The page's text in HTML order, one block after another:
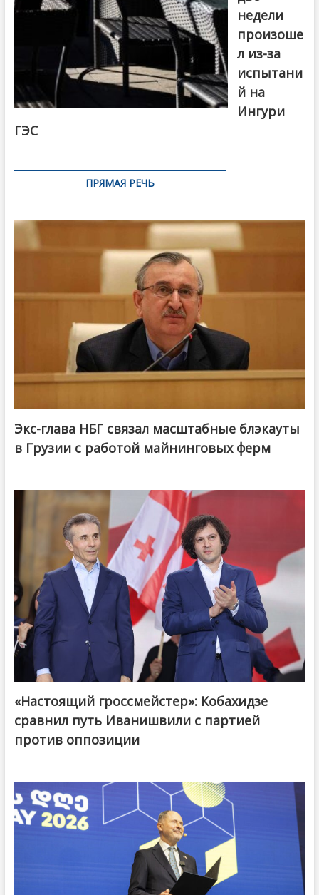
недели
произоше
л из-за
испытани
й на
Ингури
ГЭС
ПРЯМАЯ РЕЧЬ
Экс-глава НБГ связал масштабные блэкауты
в Грузии с работой майнинговых ферм
@ქართული ოცნება / Georgian Dream
«Настоящий гроссмейстер»: Кобахидзе
сравнил путь Иванишвили с партией
против оппозиции